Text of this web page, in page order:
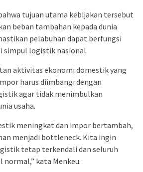
tujuan utama kebijakan tersebut
beban tambahan kepada dunia
pelabuhan dapat berfungsi
simpul logistik nasional.
aktivitas ekonomi domestik yang
harus diimbangi dengan
agar tidak menimbulkan
usaha.
meningkat dan impor bertambah,
menjadi bottleneck. Kita ingin
tetap terkendali dan seluruh
normal,” kata Menkeu.